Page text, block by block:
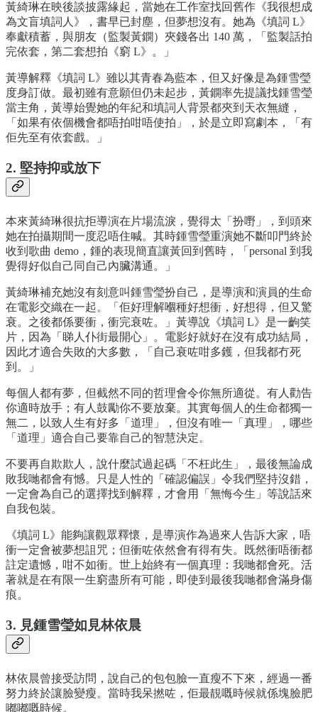
黃綺琳在映後談披露緣起，當她在工作室找回舊作《我很想成
為文盲填詞人》，書早已封塵，但夢想沒有。她為《填詞 L》
奉獻積蓄，與朋友（監製黃鐦）夾錢各出 140 萬，「監製話拍
完依套，第二套想拍《窮 L》。」
黃導解釋《填詞 L》雖以其青春為藍本，但又好像是為鍾雪瑩
度身訂做。最初雖有意願但仍未起步，黃鐦率先提議找鍾雪瑩
當主角，黃導始覺她的年紀和填詞人背景都夾到天衣無縫，
「如果有依個機會都唔拍咁唔使拍」，於是立即寫劇本，「有
佢先至有依套戲。」
2. 堅持抑或放下
本來黃綺琳很抗拒導演在片場流淚，覺得太「扮嘢」，到頭來
她在拍攝期間一度忍唔住喊。其時鍾雪瑩重演她不斷叩門終於
收到歌曲 demo，鍾的表現簡直讓黃回到舊時，「personal 到我
覺得好似自己同自己內臟溝通。」
黃綺琳補充她沒有刻意叫鍾雪瑩扮自己，是導演和演員的生命
在電影交織在一起。「佢好理解嗰種好想衝，好想得，但又驚
衰。之後都係要衝，衝完衰咗。」黃導說《填詞 L》是一齣笑
片，因為「睇人仆街最開心」。電影好就好在沒有成功結局，
因此才適合失敗的大多數，「自己衰咗咁多鑊，但我都冇死
到。」
每個人都有夢，但截然不同的哲理會令你無所適從。有人勸告
你適時放手；有人鼓勵你不要放棄。其實每個人的生命都獨一
無二，以致人生有好多「道理」，但沒有唯一「真理」，哪些
「道理」適合自己要靠自己的智慧決定。
不要再自欺欺人，說什麼試過起碼「不枉此生」，最後無論成
敗我哋都會有憾。只是人性的「確認偏誤」令我們堅持沒錯，
一定會為自己的選擇找到解釋，才會用「無悔今生」等說話來
自我包裝。
《填詞 L》能夠讓觀眾釋懷，是導演作為過來人告訴大家，唔
衝一定會被夢想詛咒；但衝咗依然會有得有失。既然衝唔衝都
註定遺憾，咁不如衝。世上始終有一個真理：我哋都會死。活
著就是在有限一生窮盡所有可能，即使到最後我哋都會滿身傷
痕。
3. 見鍾雪瑩如見林依晨
林依晨曾接受訪問，說自己的包包臉一直瘦不下來，經過一番
努力終於讓臉變瘦。當時我呆撚咗，佢最靚嘅時候就係塊臉肥
嘟嘟嘅時候。